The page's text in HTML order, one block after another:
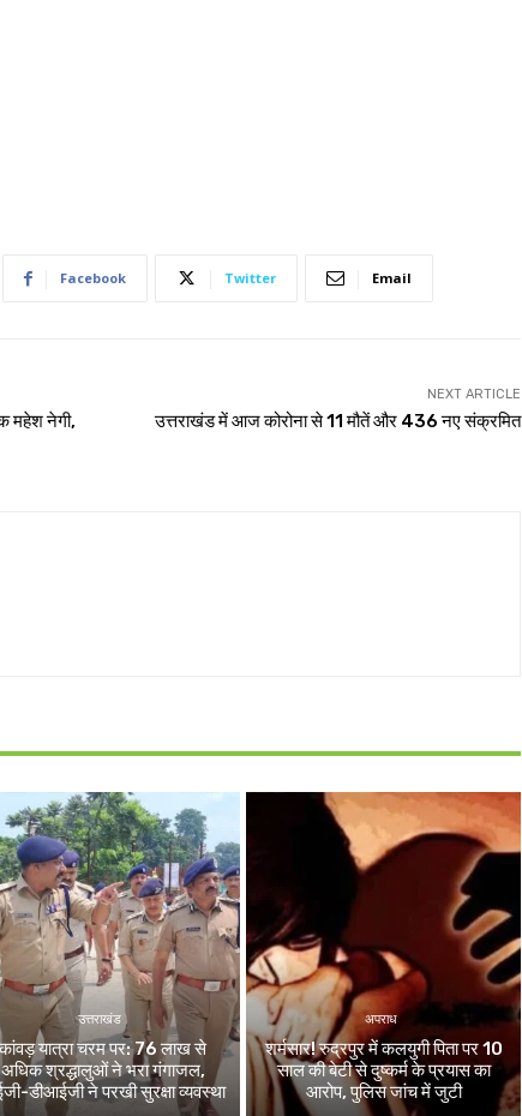
Facebook Twitter Email
महेश नेगी,
NEXT ARTICLE
उत्तराखंड में आज कोरोना से 11 मौतें और 436 नए संक्रमित
उत्तराखंड
कांवड़ यात्रा चरम पर: 76 लाख से
अधिक श्रद्धालुओं ने भरा गंगाजल,
डीआईजी ने परखी सुरक्षा व्यवस्था
अपराध
शर्मसार! रुद्रपुर में कलयुगी पिता पर 10
साल की बेटी से दुष्कर्म के प्रयास का
आरोप, पुलिस जांच में जुटी